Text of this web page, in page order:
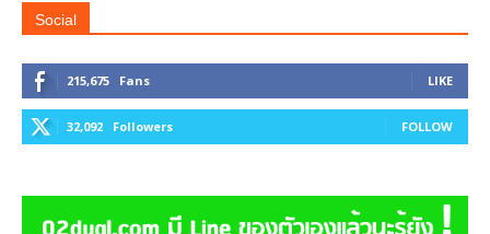
Social
215,675 Fans LIKE
32,092 Followers FOLLOW